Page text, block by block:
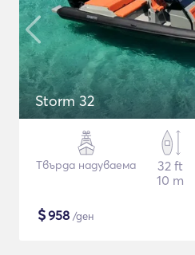
Storm 32
Твърда надуваема
32 ft
10 m
$958 /ден